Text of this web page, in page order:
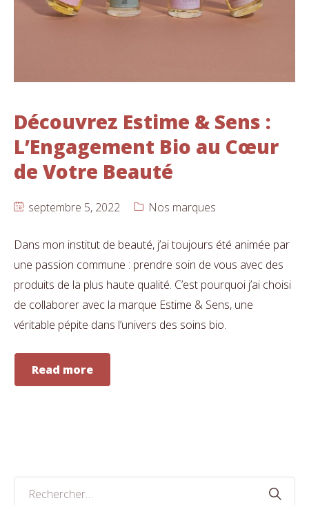
Découvrez Estime & Sens :
L’Engagement Bio au Cœur
de Votre Beauté
septembre 5, 2022 Nos marques
Dans mon institut de beauté, j’ai toujours été animée par
une passion commune : prendre soin de vous avec des
produits de la plus haute qualité. C’est pourquoi j’ai choisi
de collaborer avec la marque Estime & Sens, une
véritable pépite dans l’univers des soins bio.
Read more